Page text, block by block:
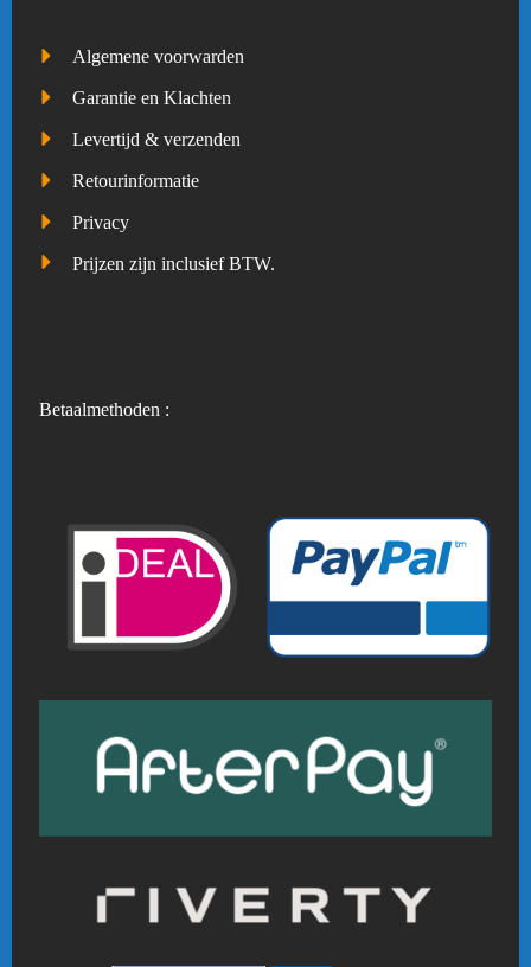
Algemene voorwarden
Garantie en Klachten
Levertijd & verzenden
Retourinformatie
Privacy
Prijzen zijn inclusief BTW.
Betaalmethoden :